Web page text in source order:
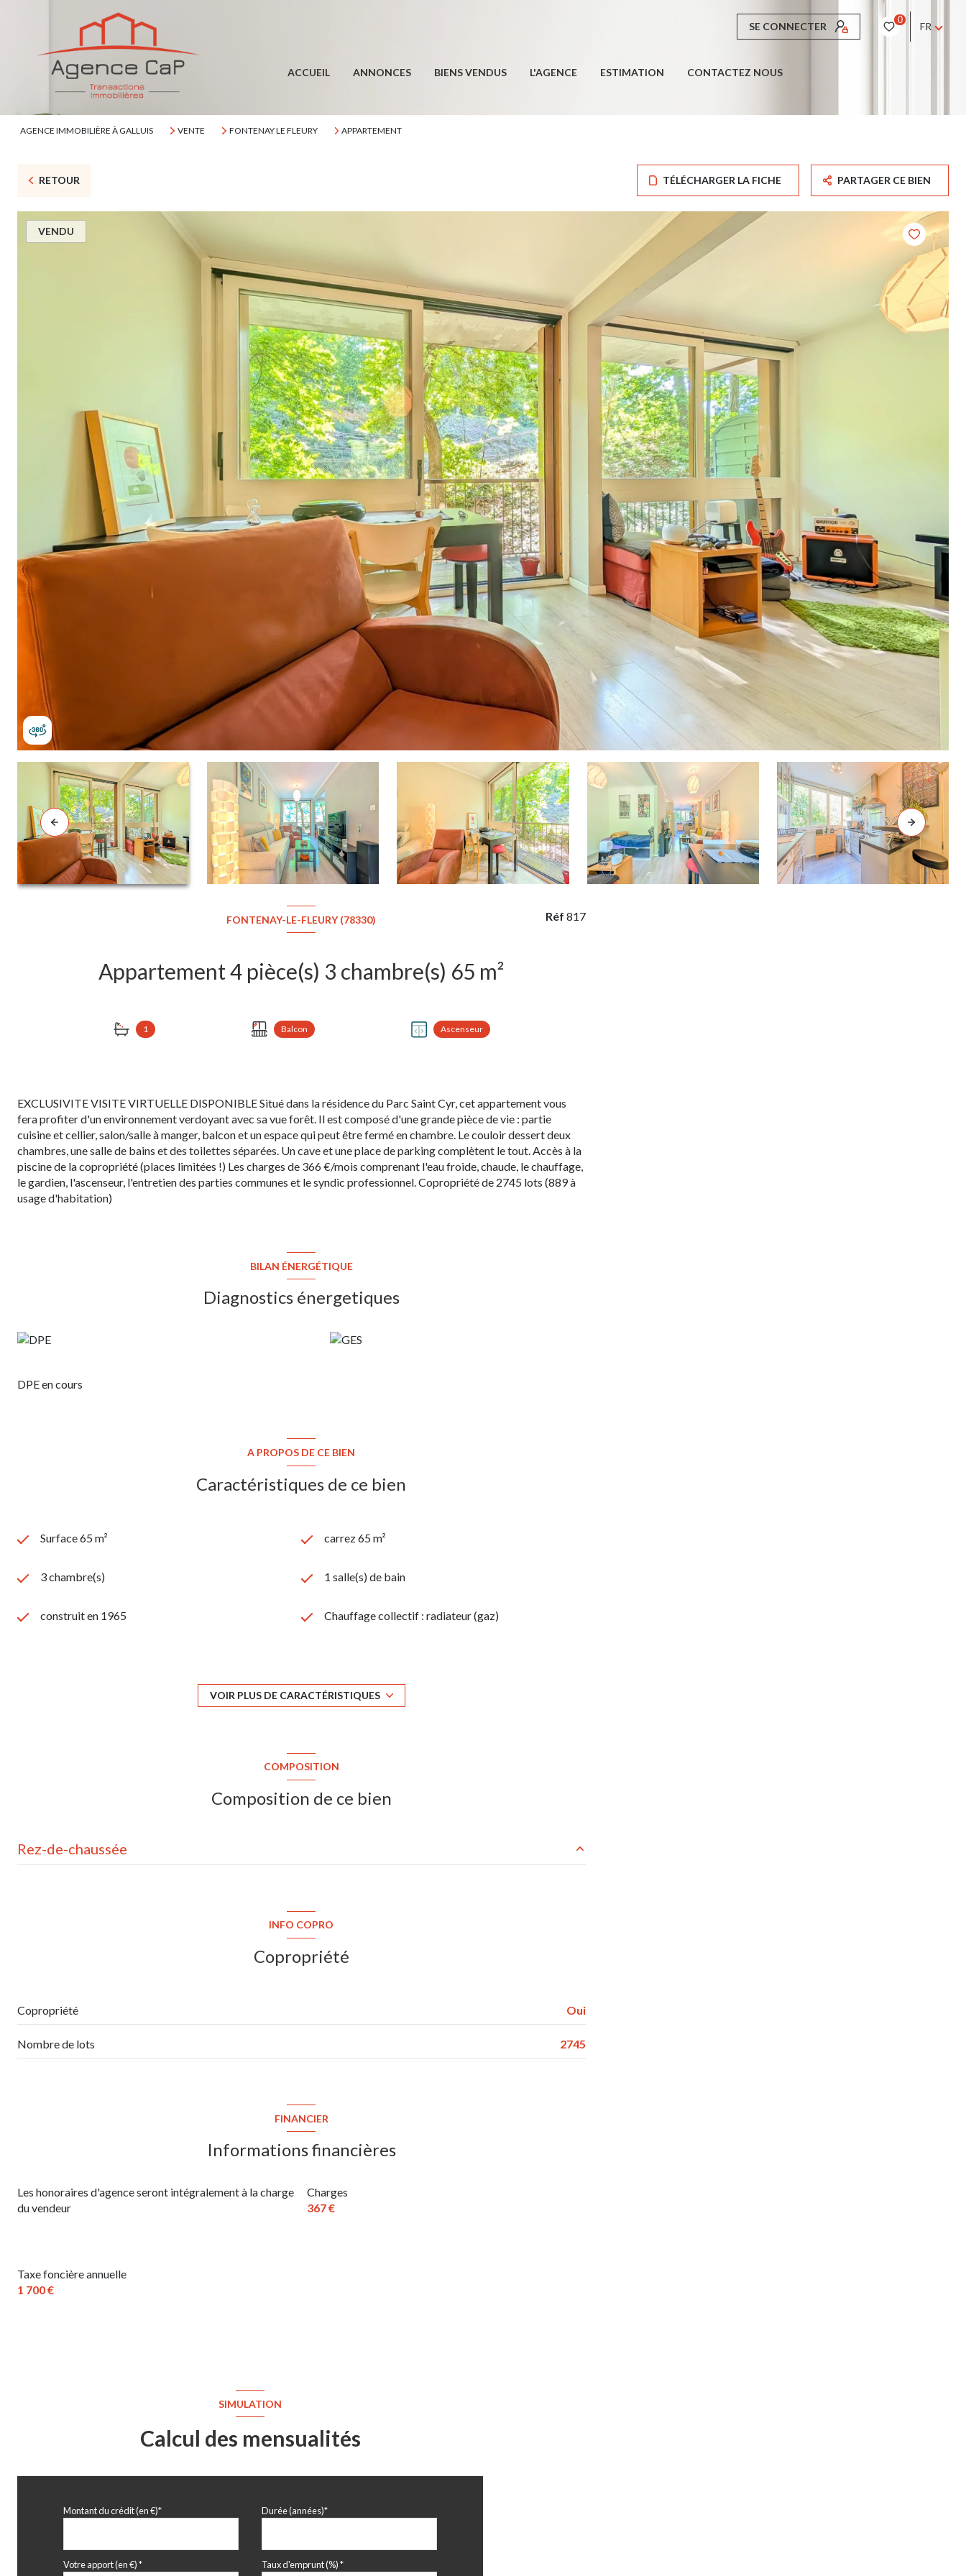
SE CONNECTER
0
FR
ACCUEIL ANNONCES BIENS VENDUS L'AGENCE ESTIMATION CONTACTEZ NOUS
AGENCE IMMOBILIÈRE À GALLUIS VENTE FONTENAY LE FLEURY APPARTEMENT
RETOUR TÉLÉCHARGER LA FICHE PARTAGER CE BIEN
VENDU
FONTENAY-LE-FLEURY (78330)
Appartement 4 pièce(s) 3 chambre(s) 65 m²
1 Balcon Ascenseur
Réf 817
EXCLUSIVITE VISITE VIRTUELLE DISPONIBLE Situé dans la résidence du Parc Saint Cyr, cet appartement vous
fera profiter d'un environnement verdoyant avec sa vue forêt. Il est composé d'une grande pièce de vie : partie
cuisine et cellier, salon/salle à manger, balcon et un espace qui peut être fermé en chambre. Le couloir dessert deux
chambres, une salle de bains et des toilettes séparées. Un cave et une place de parking complètent le tout. Accès à la
piscine de la copropriété (places limitées !) Les charges de 366 €/mois comprenant l'eau froide, chaude, le chauffage,
le gardien, l'ascenseur, l'entretien des parties communes et le syndic professionnel. Copropriété de 2745 lots (889 à
usage d'habitation)
BILAN ÉNERGÉTIQUE
Diagnostics énergetiques
DPE en cours
A PROPOS DE CE BIEN
Caractéristiques de ce bien
Surface 65 m² carrez 65 m²
3 chambre(s) 1 salle(s) de bain
construit en 1965 Chauffage collectif : radiateur (gaz)
ascenseur
VOIR PLUS DE CARACTÉRISTIQUES
COMPOSITION
Composition de ce bien
Rez-de-chaussée
cave
m²
INFO COPRO
Copropriété
Copropriété Oui
Nombre de lots 2745
FINANCIER
Informations financières
Les honoraires d'agence seront intégralement à la charge
du vendeur
Charges
367 €
Taxe foncière annuelle
1 700 €
SIMULATION
Calcul des mensualités
Montant du crédit (en €)* Durée (années)*
Votre apport (en €) * Taux d'emprunt (%) *